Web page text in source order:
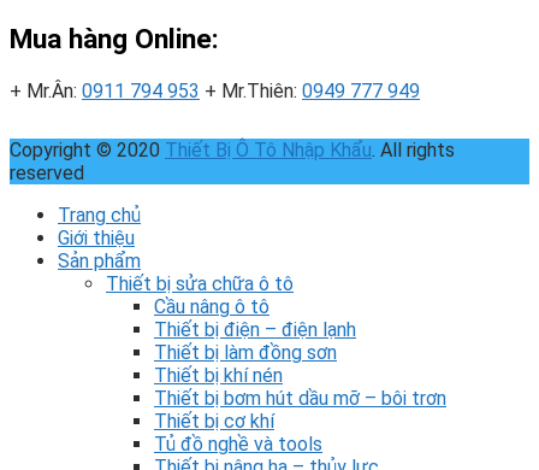
Mua hàng Online:
+ Mr.Ân: 0911 794 953 + Mr.Thiên: 0949 777 949
Copyright © 2020 Thiết Bị Ô Tô Nhập Khẩu. All rights
reserved
Trang chủ
Giới thiệu
Sản phẩm
Thiết bị sửa chữa ô tô
Cầu nâng ô tô
Thiết bị điện – điện lạnh
Thiết bị làm đồng sơn
Thiết bị khí nén
Thiết bị bơm hút dầu mỡ – bôi trơn
Thiết bị cơ khí
Tủ đồ nghề và tools